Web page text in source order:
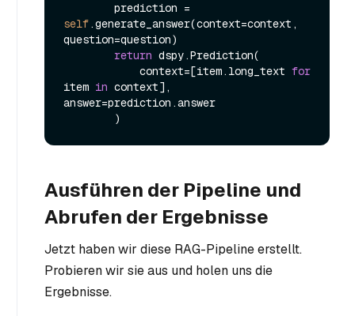
self.generate_answer(context=context,
question=question)
return dspy.Prediction(
            context=[item.long_text
for
item in context],
answer=prediction.answer
Ausführen der Pipeline und
Abrufen der Ergebnisse
Jetzt haben wir diese RAG-Pipeline erstellt.
Probieren wir sie aus und holen uns die
Ergebnisse.